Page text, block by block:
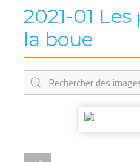
2021-01
la boue